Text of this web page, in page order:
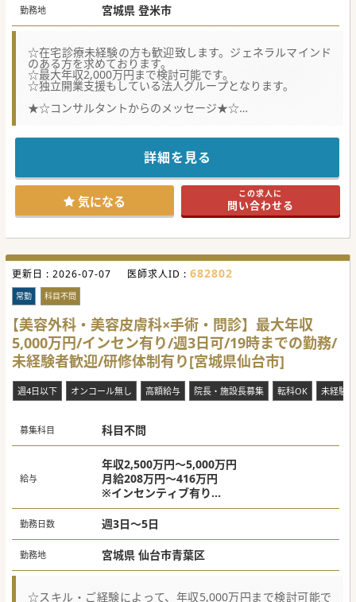
勤務地 宮城県 登米市
☆在宅診療未経験の方も歓迎致します。ジェネラルマインド
のある方を求めております。
☆最大年収2,000万円まで検討可能です。
☆独立開業支援もしている法人グループとなります。
★☆コンサルタントからのメッセージ★☆
在宅診療にご興味をお持ちの方におすすめの案件です。
応する在宅診療所を運営しております。
また、独立開業支援もしている法人グループとなります。
単身赴任の場合、借上住居貸与や帰省費支給もございますの
で、
遠方からのご応募お待ちしております。
#年度内入職可 #秋入職可
詳細を見る
気になる この求人に
問い合わせる
更新日 : 2026-07-07 医師求人ID : 682802
常勤 科目不問
【美容外科・美容皮膚科×手術・問診】最大年収
5,000万円/インセン有り/週3日可/19時までの勤務/
未経験者歓迎/研修体制有り[宮城県仙台市]
週4日以下 オンコール無し 高額給与 院長・施設長募集 転科OK 未経験
募集科目 科目不問
給与
年収2,500万円～5,000万円
月給208万円～416万円
※インセンティブ有り
※美容皮膚科業務のみ希望の場合は上記金額
より減額となります。
勤務日数 週3日～5日
勤務地 宮城県 仙台市青葉区
☆スキル・ご経験によって、年収5,000万円まで検討可能で